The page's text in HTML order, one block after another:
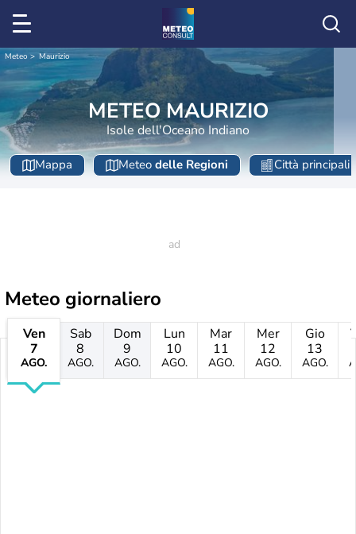
Meteo Maurizio
METEO MAURIZIO
Isole dell'Oceano Indiano
Mappa Meteo delle Regioni Città principali
Meteo giornaliero
Ven
7
AGO.
Sab
8
AGO.
Dom
9
AGO.
Lun
10
AGO.
Mar
11
AGO.
Mer
12
AGO.
Gio
13
AGO.